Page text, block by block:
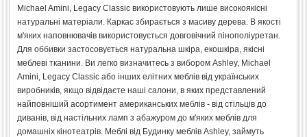
Michael Amini, Legacy Classic використовують лише високоякісні
натуральні матеріали. Каркас збирається з масиву дерева. В якості
м'яких наповнювачів використовується довговічний пінополіуретан.
Для оббивки застосовується натуральна шкіра, екошкіра, якісні
меблеві тканини. Ви легко визначитесь з вибором Ashley, Michael
Amini, Legacy Classic або інших елітних меблів від українських
виробників, якщо відвідаєте наші салони, в яких представлений
найповніший асортимент американських меблів - від стільців до
диванів, від настільних ламп з абажуром до м'яких меблів для
домашніх кінотеатрів. Меблі від Будинку меблів Ashley, займуть